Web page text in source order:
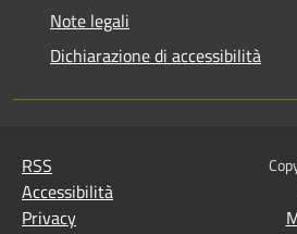
Note legali
Dichiarazione di accessibilità
RSS
Accessibilità
Privacy